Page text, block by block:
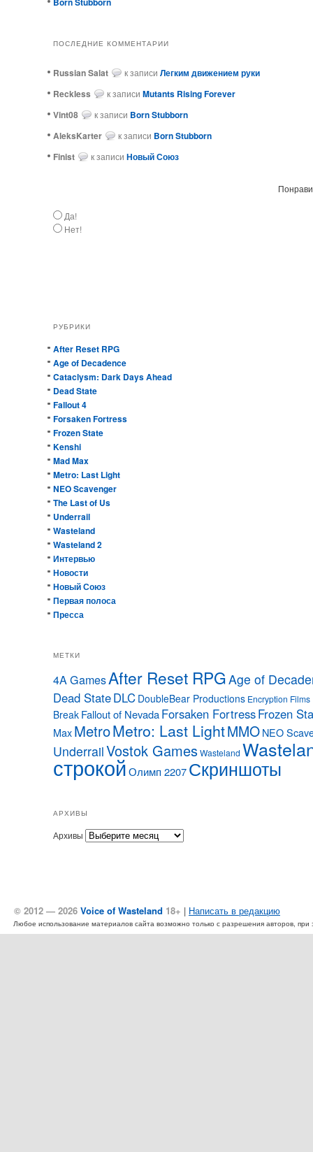
ПОСЛЕДНИЕ КОММЕНТАРИИ
Russian Salat к записи Легким движением руки
ReckIess
к записи Mutants Rising Forever
Vint08
к записи Born Stubborn
AleksKarter
к записи Born Stubborn
Finist
к записи Новый Союз
Да!
Нет!
РУБРИКИ
After Reset RPG
Age of Decadence
Cataclysm: Dark Days Ahead
Dead State
Fallout 4
Forsaken Fortress
Frozen State
Kenshi
Mad Max
Metro: Last Light
NEO Scavenger
The Last of Us
Underrail
Wasteland
Wasteland 2
Интервью
Новости
Новый Союз
Первая полоса
Пресса
МЕТКИ
4A GamesAfter Reset RPGAge of
Dead StateDLC DoubleBear Productions Encryption Films
Break Fallout of NevadaForsaken FortressFrozen
MaxMetroMetro: Last LightMMONEO
UnderrailVostok GamesWasteland
строкойОлимп 2207Скриншоты
АРХИВЫ
Архивы
© 2012 — 2026 Voice of Wasteland 18+ | Написать в редакцию
Любое использование материалов сайта возможно только с разрешения авторов,